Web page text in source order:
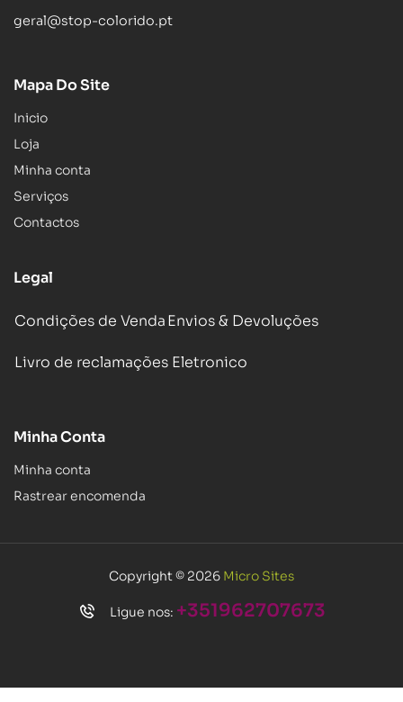
geral@stop-colorido.pt
Mapa Do Site
Inicio
Loja
Minha conta
Serviços
Contactos
Legal
Condições de VendaEnvios & Devoluções
Livro de reclamações Eletronico
Minha Conta
Minha conta
Rastrear encomenda
Copyright © 2026 Micro Sites
Ligue nos: +351962707673